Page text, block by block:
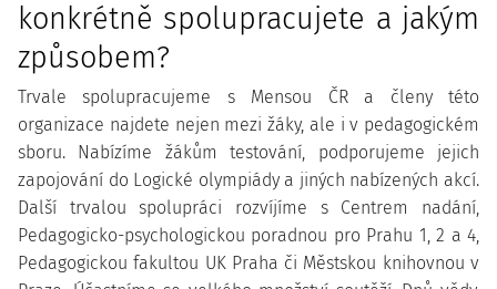
konkrétně spolupracujete a jakým
způsobem?
Trvale spolupracujeme s Mensou ČR a členy této
organizace najdete nejen mezi žáky, ale i v pedagogickém
sboru. Nabízíme žákům testování, podporujeme jejich
zapojování do Logické olympiády a jiných nabízených akcí.
Další trvalou spolupráci rozvíjíme s Centrem nadání,
Pedagogicko-psychologickou poradnou pro Prahu 1, 2 a 4,
Pedagogickou fakultou UK Praha či Městskou knihovnou v